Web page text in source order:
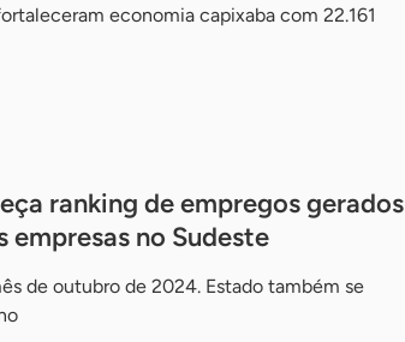
economia capixaba com 22.161
ranking de empregos gerados
empresas no Sudeste
de outubro de 2024. Estado também se